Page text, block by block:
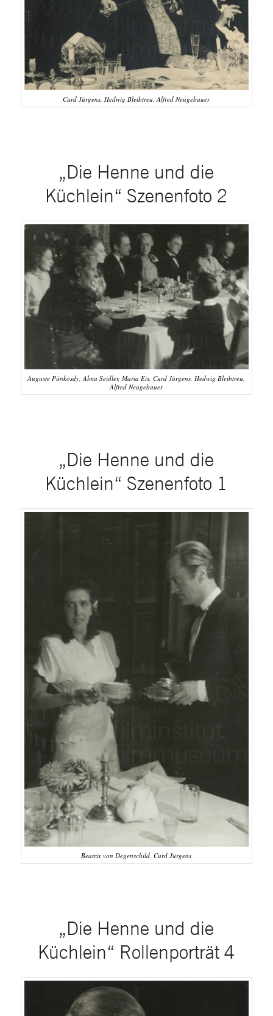
Curd Jürgens, Hedwig Bleibtreu, Alfred Neugebauer
„Die Henne und die
Küchlein“ Szenenfoto 2
Auguste Pünkösdy, Alma Seidler, Maria Eis, Curd Jürgens, Hedwig Bleibtreu,
Alfred Neugebauer
„Die Henne und die
Küchlein“ Szenenfoto 1
Beatrix von Degenschild, Curd Jürgens
„Die Henne und die
Küchlein“ Rollenporträt 4